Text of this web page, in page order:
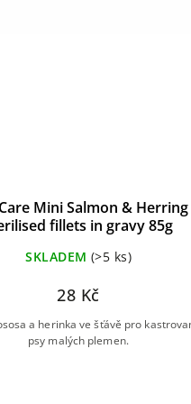
Mini Salmon & Herring
fillets in gravy 85g
SKLADEM (>5 ks)
28 Kč
a herinka ve šťávě pro
psy malých plemen.